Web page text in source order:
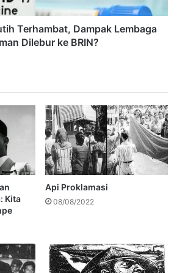
Terhambat, Dampak Lembaga
Dilebur ke BRIN?
Kita
Api Proklamasi
08/08/2022